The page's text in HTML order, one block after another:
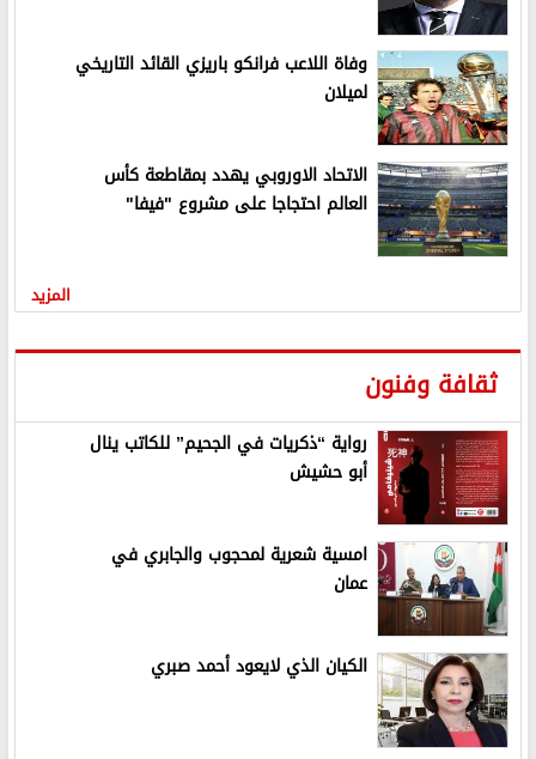
وفاة اللاعب فرانكو باريزي القائد التاريخي
لميلان
الاتحاد الاوروبي يهدد بمقاطعة كأس
العالم احتجاجا على مشروع "فيفا"
المزيد
ثقافة وفنون
رواية “ذكريات في الجحيم” للكاتب ينال
أبو حشيش
امسية شعرية لمحجوب والجابري في
عمان
الكيان الذي لايعود أحمد صبري